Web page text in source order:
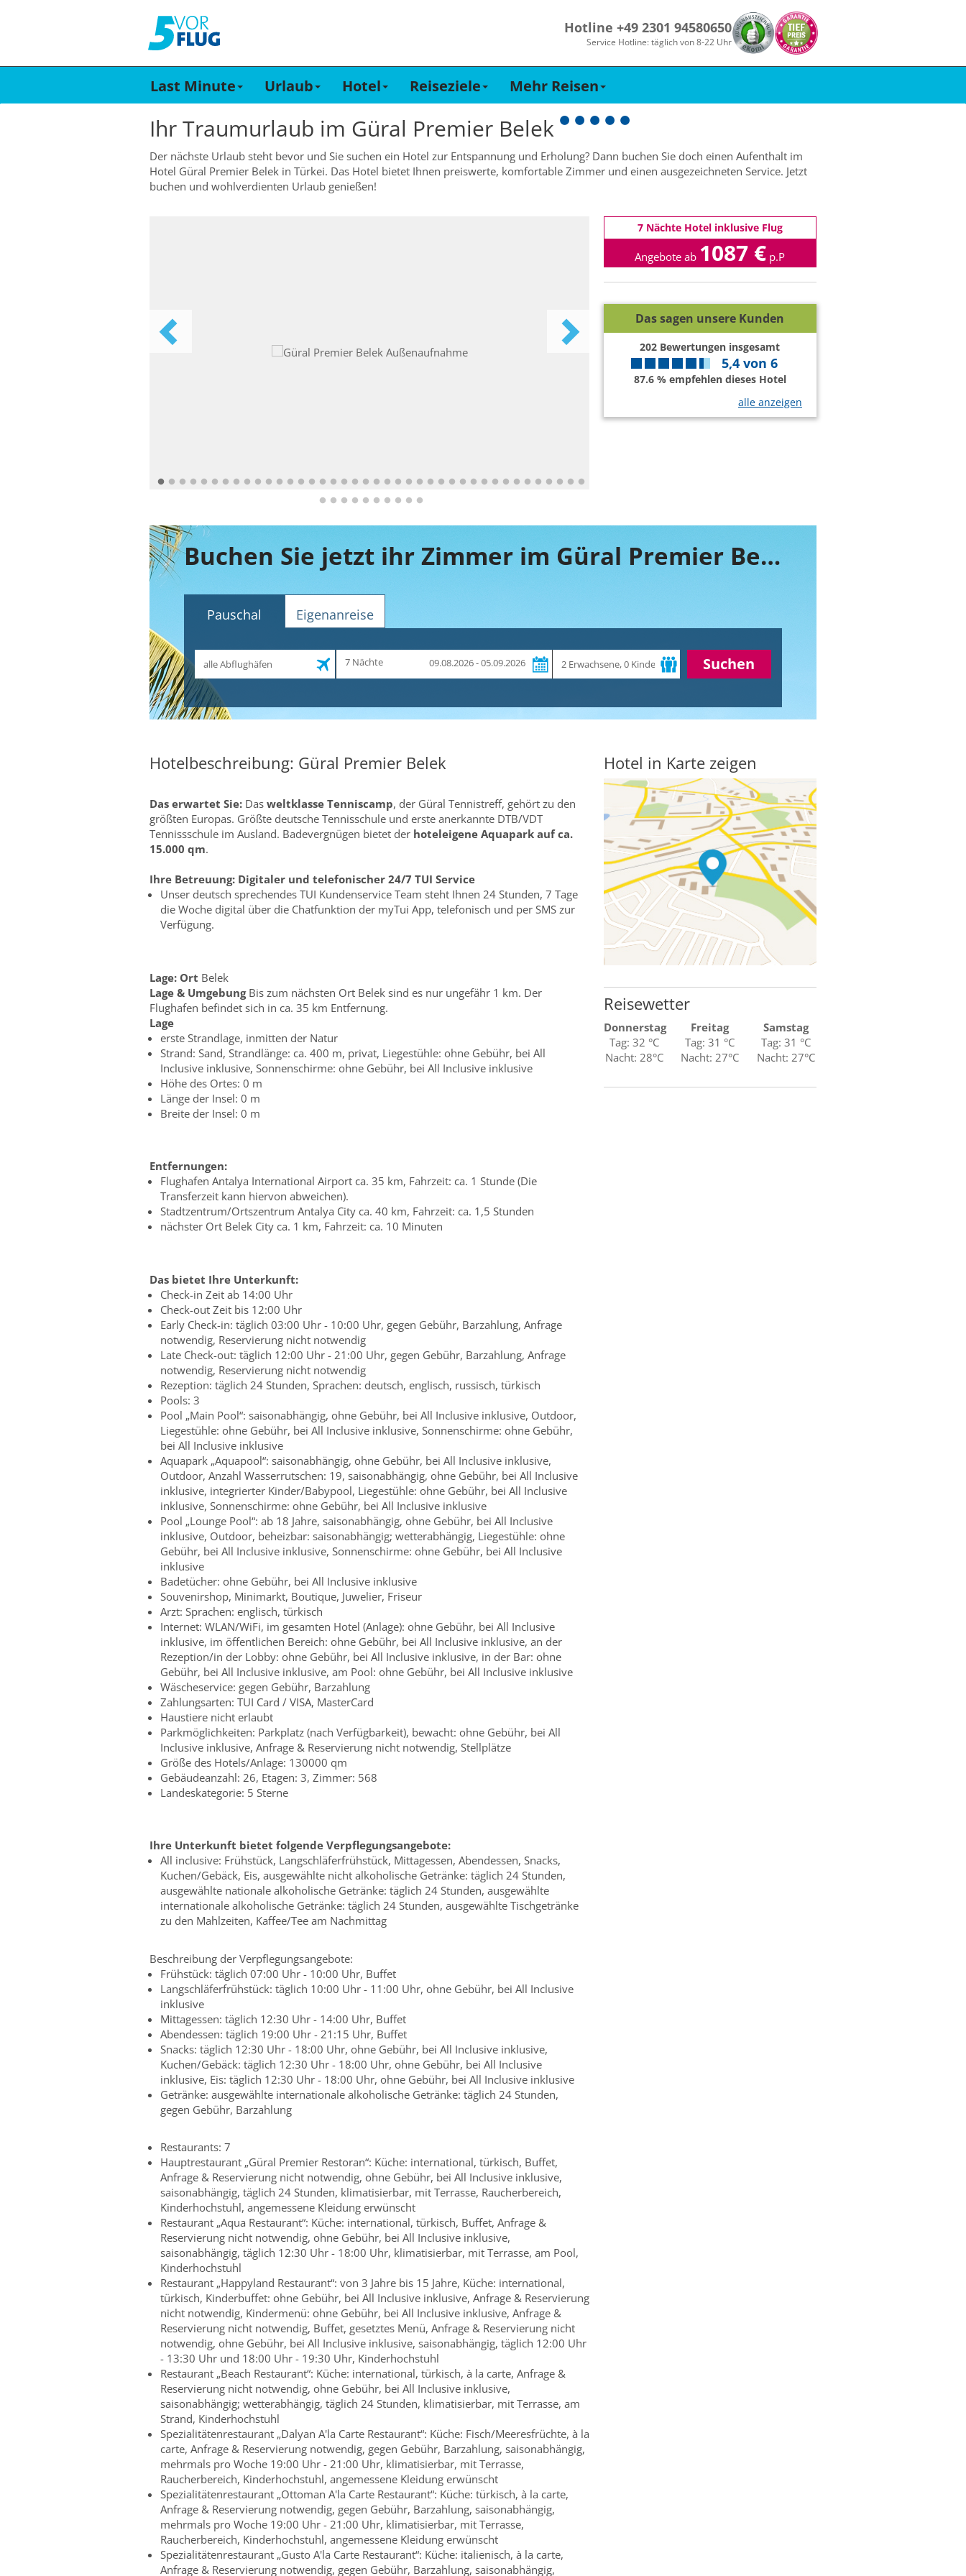
Hotline +49 2301 94580650
Service Hotline: täglich von 8-22 Uhr
Last Minute Urlaub Hotel Reiseziele Mehr Reisen
Ihr Traumurlaub im Güral Premier Belek
Der nächste Urlaub steht bevor und Sie suchen ein Hotel zur Entspannung und Erholung? Dann buchen Sie doch einen Aufenthalt im
Hotel Güral Premier Belek in Türkei. Das Hotel bietet Ihnen preiswerte, komfortable Zimmer und einen ausgezeichneten Service. Jetzt
buchen und wohlverdienten Urlaub genießen!
7 Nächte Hotel inklusive Flug
Angebote ab 1087 € p.P
Das sagen unsere Kunden
202 Bewertungen insgesamt
5,4von 6
87.6 % empfehlen dieses Hotel
alle anzeigen
Buchen Sie jetzt ihr Zimmer im Güral Premier Belek
Pauschal Eigenanreise
Zeitraum
7 Nächte 09.08.2026 - 05.09.2026 Suchen
Hotelbeschreibung: Güral Premier Belek
Das erwartet Sie: Das weltklasse Tenniscamp, der Güral Tennistreff, gehört zu den
größten Europas. Größte deutsche Tennisschule und erste anerkannte DTB/VDT
Tennissschule im Ausland. Badevergnügen bietet der hoteleigene Aquapark auf ca.
15.000 qm.
Ihre Betreuung: Digitaler und telefonischer 24/7 TUI Service
Unser deutsch sprechendes TUI Kundenservice Team steht Ihnen 24 Stunden, 7 Tage
die Woche digital über die Chatfunktion der myTui App, telefonisch und per SMS zur
Verfügung.
Lage: Ort Belek
Lage & UmgebungBis zum nächsten Ort Belek sind es nur ungefähr 1 km. Der
Flughafen befindet sich in ca. 35 km Entfernung.
Lage
erste Strandlage, inmitten der Natur
Strand: Sand, Strandlänge: ca. 400 m, privat, Liegestühle: ohne Gebühr, bei All
Inclusive inklusive, Sonnenschirme: ohne Gebühr, bei All Inclusive inklusive
Höhe des Ortes: 0 m
Länge der Insel: 0 m
Breite der Insel: 0 m
Entfernungen:
Flughafen Antalya International Airport ca. 35 km, Fahrzeit: ca. 1 Stunde (Die
Transferzeit kann hiervon abweichen).
Stadtzentrum/Ortszentrum Antalya City ca. 40 km, Fahrzeit: ca. 1,5 Stunden
nächster Ort Belek City ca. 1 km, Fahrzeit: ca. 10 Minuten
Das bietet Ihre Unterkunft:
Check-in Zeit ab 14:00 Uhr
Check-out Zeit bis 12:00 Uhr
Early Check-in: täglich 03:00 Uhr - 10:00 Uhr, gegen Gebühr, Barzahlung, Anfrage
notwendig, Reservierung nicht notwendig
Late Check-out: täglich 12:00 Uhr - 21:00 Uhr, gegen Gebühr, Barzahlung, Anfrage
notwendig, Reservierung nicht notwendig
Rezeption: täglich 24 Stunden, Sprachen: deutsch, englisch, russisch, türkisch
Pools: 3
Pool „Main Pool“: saisonabhängig, ohne Gebühr, bei All Inclusive inklusive, Outdoor,
Liegestühle: ohne Gebühr, bei All Inclusive inklusive, Sonnenschirme: ohne Gebühr,
bei All Inclusive inklusive
Aquapark „Aquapool“: saisonabhängig, ohne Gebühr, bei All Inclusive inklusive,
Outdoor, Anzahl Wasserrutschen: 19, saisonabhängig, ohne Gebühr, bei All Inclusive
inklusive, integrierter Kinder/Babypool, Liegestühle: ohne Gebühr, bei All Inclusive
inklusive, Sonnenschirme: ohne Gebühr, bei All Inclusive inklusive
Pool „Lounge Pool“: ab 18 Jahre, saisonabhängig, ohne Gebühr, bei All Inclusive
inklusive, Outdoor, beheizbar: saisonabhängig; wetterabhängig, Liegestühle: ohne
Gebühr, bei All Inclusive inklusive, Sonnenschirme: ohne Gebühr, bei All Inclusive
inklusive
Badetücher: ohne Gebühr, bei All Inclusive inklusive
Souvenirshop, Minimarkt, Boutique, Juwelier, Friseur
Arzt: Sprachen: englisch, türkisch
Internet: WLAN/WiFi, im gesamten Hotel (Anlage): ohne Gebühr, bei All Inclusive
inklusive, im öffentlichen Bereich: ohne Gebühr, bei All Inclusive inklusive, an der
Rezeption/in der Lobby: ohne Gebühr, bei All Inclusive inklusive, in der Bar: ohne
Gebühr, bei All Inclusive inklusive, am Pool: ohne Gebühr, bei All Inclusive inklusive
Wäscheservice: gegen Gebühr, Barzahlung
Zahlungsarten: TUI Card / VISA, MasterCard
Haustiere nicht erlaubt
Parkmöglichkeiten: Parkplatz (nach Verfügbarkeit), bewacht: ohne Gebühr, bei All
Inclusive inklusive, Anfrage & Reservierung nicht notwendig, Stellplätze
Größe des Hotels/Anlage: 130000 qm
Gebäudeanzahl: 26, Etagen: 3, Zimmer: 568
Landeskategorie: 5 Sterne
Ihre Unterkunft bietet folgende Verpflegungsangebote:
All inclusive: Frühstück, Langschläferfrühstück, Mittagessen, Abendessen, Snacks,
Kuchen/Gebäck, Eis, ausgewählte nicht alkoholische Getränke: täglich 24 Stunden,
ausgewählte nationale alkoholische Getränke: täglich 24 Stunden, ausgewählte
internationale alkoholische Getränke: täglich 24 Stunden, ausgewählte Tischgetränke
zu den Mahlzeiten, Kaffee/Tee am Nachmittag
Beschreibung der Verpflegungsangebote:
Frühstück: täglich 07:00 Uhr - 10:00 Uhr, Buffet
Langschläferfrühstück: täglich 10:00 Uhr - 11:00 Uhr, ohne Gebühr, bei All Inclusive
inklusive
Mittagessen: täglich 12:30 Uhr - 14:00 Uhr, Buffet
Abendessen: täglich 19:00 Uhr - 21:15 Uhr, Buffet
Snacks: täglich 12:30 Uhr - 18:00 Uhr, ohne Gebühr, bei All Inclusive inklusive,
Kuchen/Gebäck: täglich 12:30 Uhr - 18:00 Uhr, ohne Gebühr, bei All Inclusive
inklusive, Eis: täglich 12:30 Uhr - 18:00 Uhr, ohne Gebühr, bei All Inclusive inklusive
Getränke: ausgewählte internationale alkoholische Getränke: täglich 24 Stunden,
gegen Gebühr, Barzahlung
Restaurants: 7
Hauptrestaurant „Güral Premier Restoran“: Küche: international, türkisch, Buffet,
Anfrage & Reservierung nicht notwendig, ohne Gebühr, bei All Inclusive inklusive,
saisonabhängig, täglich 24 Stunden, klimatisierbar, mit Terrasse, Raucherbereich,
Kinderhochstuhl, angemessene Kleidung erwünscht
Restaurant „Aqua Restaurant“: Küche: international, türkisch, Buffet, Anfrage &
Reservierung nicht notwendig, ohne Gebühr, bei All Inclusive inklusive,
saisonabhängig, täglich 12:30 Uhr - 18:00 Uhr, klimatisierbar, mit Terrasse, am Pool,
Kinderhochstuhl
Restaurant „Happyland Restaurant“: von 3 Jahre bis 15 Jahre, Küche: international,
türkisch, Kinderbuffet: ohne Gebühr, bei All Inclusive inklusive, Anfrage & Reservierung
nicht notwendig, Kindermenü: ohne Gebühr, bei All Inclusive inklusive, Anfrage &
Reservierung nicht notwendig, Buffet, gesetztes Menü, Anfrage & Reservierung nicht
notwendig, ohne Gebühr, bei All Inclusive inklusive, saisonabhängig, täglich 12:00 Uhr
- 13:30 Uhr und 18:00 Uhr - 19:30 Uhr, Kinderhochstuhl
Restaurant „Beach Restaurant“: Küche: international, türkisch, à la carte, Anfrage &
Reservierung nicht notwendig, ohne Gebühr, bei All Inclusive inklusive,
saisonabhängig; wetterabhängig, täglich 24 Stunden, klimatisierbar, mit Terrasse, am
Strand, Kinderhochstuhl
Spezialitätenrestaurant „Dalyan A'la Carte Restaurant“: Küche: Fisch/Meeresfrüchte, à la
carte, Anfrage & Reservierung notwendig, gegen Gebühr, Barzahlung, saisonabhängig,
mehrmals pro Woche 19:00 Uhr - 21:00 Uhr, klimatisierbar, mit Terrasse,
Raucherbereich, Kinderhochstuhl, angemessene Kleidung erwünscht
Spezialitätenrestaurant „Ottoman A'la Carte Restaurant“: Küche: türkisch, à la carte,
Anfrage & Reservierung notwendig, gegen Gebühr, Barzahlung, saisonabhängig,
mehrmals pro Woche 19:00 Uhr - 21:00 Uhr, klimatisierbar, mit Terrasse,
Raucherbereich, Kinderhochstuhl, angemessene Kleidung erwünscht
Spezialitätenrestaurant „Gusto A'la Carte Restaurant“: Küche: italienisch, à la carte,
Anfrage & Reservierung notwendig, gegen Gebühr, Barzahlung, saisonabhängig,
Hotel in Karte zeigen
Reisewetter
Donnerstag
Tag: 32 °C
Nacht: 28°C
Freitag
Tag: 31 °C
Nacht: 27°C
Samstag
Tag: 31 °C
Nacht: 27°C